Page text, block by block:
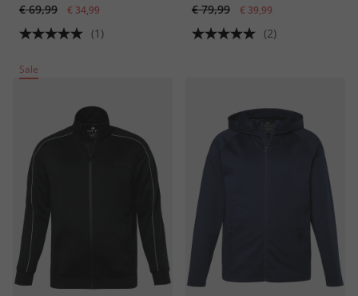
€ 69,99 € 34,99
(1)
€ 79,99 € 39,99
(2)
Sale